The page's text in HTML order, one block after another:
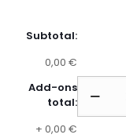
Subtotal:
0,00 €
Add-ons
total:
+ 0,00 €